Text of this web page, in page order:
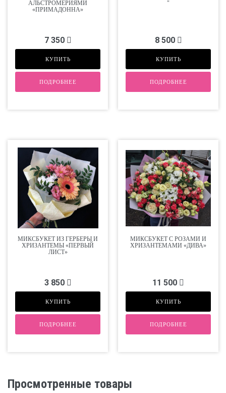
АЛЬСТРОМЕРИЯМИ
«ПРИМАДОННА»
7 350
КУПИТЬ
ПОДРОБНЕЕ
"
8 500
КУПИТЬ
ПОДРОБНЕЕ
МИКСБУКЕТ ИЗ ГЕРБЕРЫ И
ХРИЗАНТЕМЫ «ПЕРВЫЙ
ЛИСТ»
3 850
КУПИТЬ
ПОДРОБНЕЕ
МИКСБУКЕТ С РОЗАМИ И
ХРИЗАНТЕМАМИ «ДИВА»
11 500
КУПИТЬ
ПОДРОБНЕЕ
Просмотренные товары